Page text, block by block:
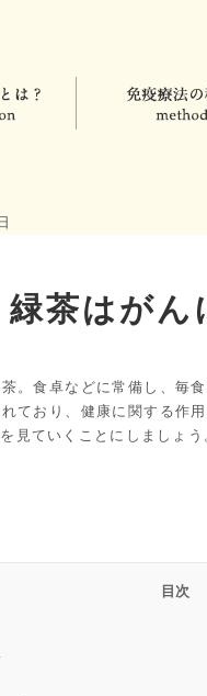
緑茶はがん
。食卓などに常備し、毎
ており、健康に関する作
見ていくことにしましょう